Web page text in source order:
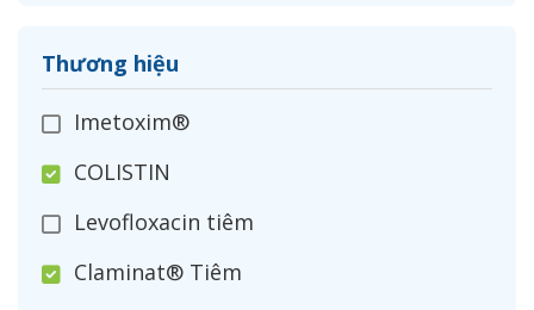
Thương hiệu
Imetoxim®
COLISTIN
Levofloxacin tiêm
Claminat® Tiêm